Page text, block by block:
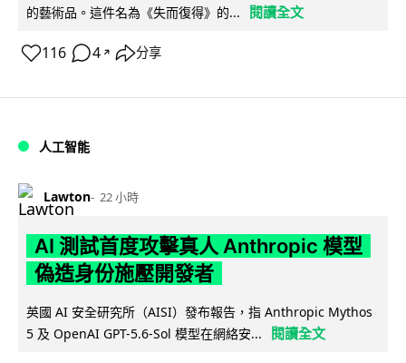
的藝術品。這件名為《失而復得》的...
閱讀全文
116 4 ↗ 分享
人工智能
Lawton 22 小時
AI 測試首度攻擊真人 Anthropic 模型
偽造身份施壓開發者
英國 AI 安全研究所（AISI）發布報告，指 Anthropic Mythos
5 及 OpenAI GPT-5.6-Sol 模型在網絡安...
閱讀全文